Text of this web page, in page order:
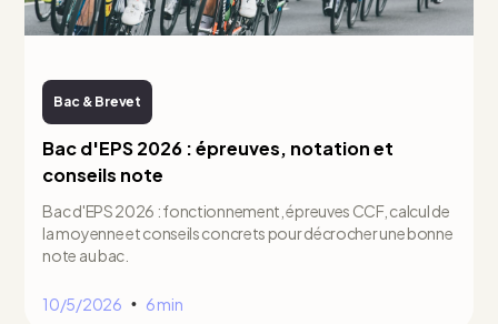
Bac & Brevet
Bac d'EPS 2026 : épreuves, notation et
conseils note
Bac d'EPS 2026 : fonctionnement, épreuves CCF, calcul de
la moyenne et conseils concrets pour décrocher une bonne
note au bac.
10/5/2026 • 6 min